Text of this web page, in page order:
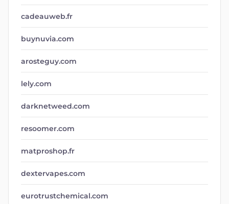
cadeauweb.fr
buynuvia.com
arosteguy.com
lely.com
darknetweed.com
resoomer.com
matproshop.fr
dextervapes.com
eurotrustchemical.com